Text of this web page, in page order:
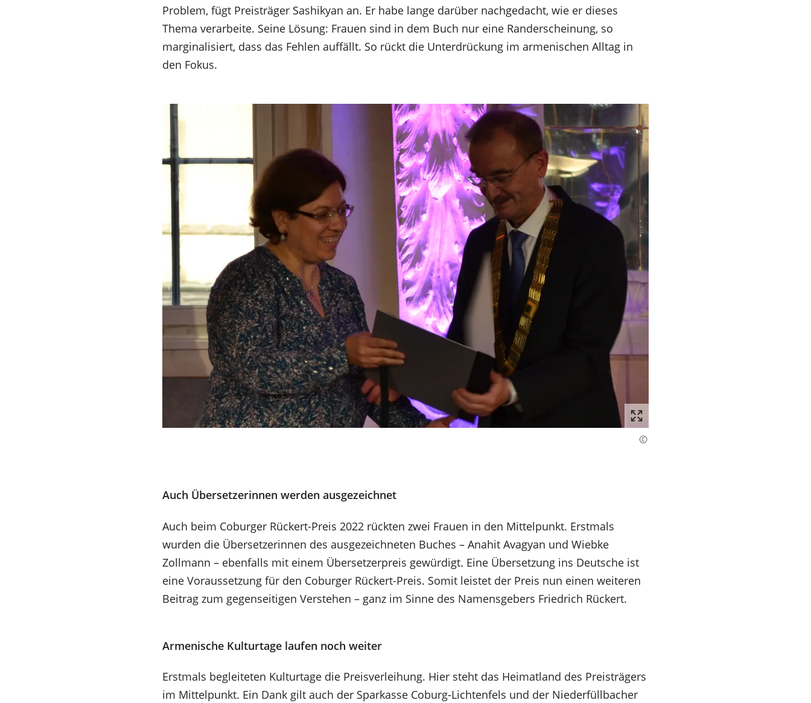
Problem, fügt Preisträger Sashikyan an. Er habe lange darüber nachgedacht, wie er dieses
Thema verarbeite. Seine Lösung: Frauen sind in dem Buch nur eine Randerscheinung, so
marginalisiert, dass das Fehlen auffällt. So rückt die Unterdrückung im armenischen Alltag in
den Fokus.
Auch Übersetzerinnen werden ausgezeichnet
Auch beim Coburger Rückert-Preis 2022 rückten zwei Frauen in den Mittelpunkt. Erstmals
wurden die Übersetzerinnen des ausgezeichneten Buches – Anahit Avagyan und Wiebke
Zollmann – ebenfalls mit einem Übersetzerpreis gewürdigt. Eine Übersetzung ins Deutsche ist
eine Voraussetzung für den Coburger Rückert-Preis. Somit leistet der Preis nun einen weiteren
Beitrag zum gegenseitigen Verstehen – ganz im Sinne des Namensgebers Friedrich Rückert.
Armenische Kulturtage laufen noch weiter
Erstmals begleiteten Kulturtage die Preisverleihung. Hier steht das Heimatland des Preisträgers
im Mittelpunkt. Ein Dank gilt auch der Sparkasse Coburg-Lichtenfels und der Niederfüllbacher